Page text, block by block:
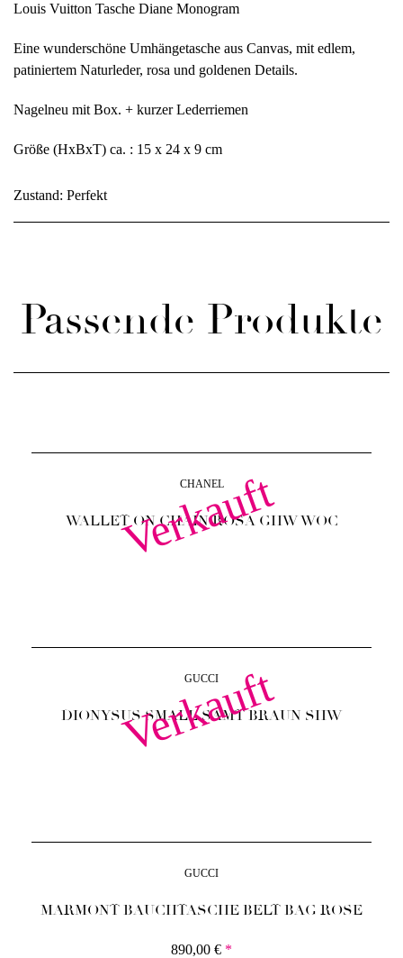
Louis Vuitton Tasche Diane Monogram
Eine wunderschöne Umhängetasche aus Canvas, mit edlem,
patiniertem Naturleder, rosa und goldenen Details.
Nagelneu mit Box. + kurzer Lederriemen
Größe (HxBxT) ca. : 15 x 24 x 9 cm
Zustand: Perfekt
Passende Produkte
Verkauft
CHANEL
WALLET ON CHAIN ROSA GHW WOC
Verkauft
GUCCI
DIONYSUS SMALL SAMT BRAUN SHW
GUCCI
MARMONT BAUCHTASCHE BELT BAG ROSE
890,00 € *